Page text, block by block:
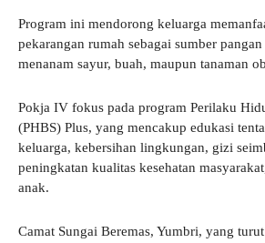
Program ini mendorong keluarga
pekarangan rumah sebagai sumber pangan
menanam sayur, buah, maupun tanaman
Pokja IV fokus pada program Perilaku
(PHBS) Plus, yang mencakup edukasi
keluarga, kebersihan lingkungan, gizi
peningkatan kualitas kesehatan
anak.
Camat Sungai Beremas, Yumbri, yang